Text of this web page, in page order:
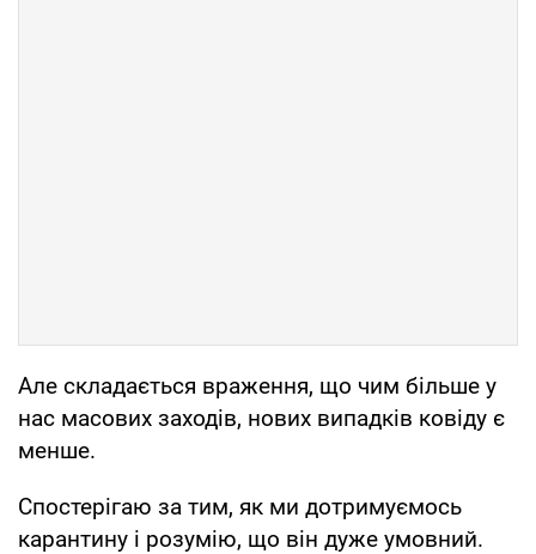
Але складається враження, що чим більше у
нас масових заходів, нових випадків ковіду є
менше.
Спостерігаю за тим, як ми дотримуємось
карантину і розумію, що він дуже умовний.